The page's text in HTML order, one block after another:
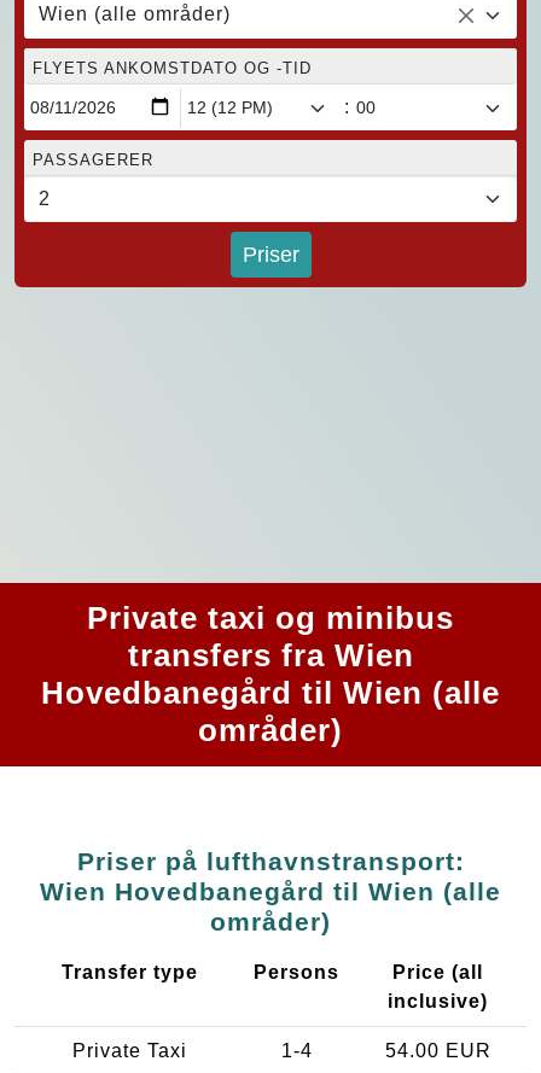
Wien (alle områder)
FLYETS ANKOMSTDATO OG -TID
:
PASSAGERER
Priser
Private taxi og minibus
transfers fra Wien
Hovedbanegård til Wien (alle
områder)
Priser på lufthavnstransport:
Wien Hovedbanegård til Wien (alle
områder)
Transfer type Persons
Price (all
inclusive)
Private Taxi 1-4 54.00 EUR